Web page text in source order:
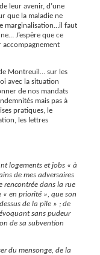
leur avenir, d’une
que la maladie ne
marginalisation…il faut
J’espère que ce
accompagnement
Montreuil… sur les
avec la situation
de nos mandats
mais pas à
pratiques, le
les lettres
logements et jobs « à
de mes adversaires
rencontrée dans la rue
« en priorité », que son
de la pile » ; de
sans pudeur
de sa subvention
du mensonge, de la